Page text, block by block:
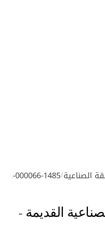
/
WR-000066-1485
القديمة -